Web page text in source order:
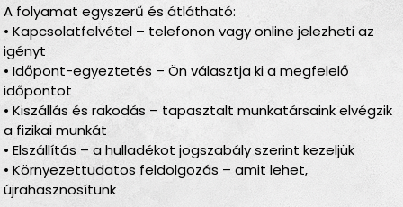
A folyamat egyszerű és átlátható:
• Kapcsolatfelvétel – telefonon vagy online jelezheti az
igényt
• Időpont-egyeztetés – Ön választja ki a megfelelő
időpontot
• Kiszállás és rakodás – tapasztalt munkatársaink elvégzik
a fizikai munkát
• Elszállítás – a hulladékot jogszabály szerint kezeljük
• Környezettudatos feldolgozás – amit lehet,
újrahasznosítunk